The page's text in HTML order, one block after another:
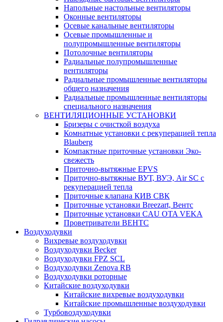
Напольные настольные вентиляторы
Оконные вентиляторы
Осевые канальные вентиляторы
Осевые промышленные и
полупромышленные вентиляторы
Потолочные вентиляторы
Радиальные полупромышленные
вентиляторы
Радиальные промышленные вентиляторы
общего назначения
Радиальные промышленные вентиляторы
специального назначения
ВЕНТИЛЯЦИОННЫЕ УСТАНОВКИ
Бризеры с очисткой воздуха
Комнатные установки с рекуперацией тепла
Blauberg
Компактные приточные установки Эко-
свежесть
Приточно-вытяжные EPVS
Приточно-вытяжные ВУТ, ВУЭ, Air SC с
рекуперацией тепла
Приточные клапана КИВ СВК
Приточные установки Breezart, Вентс
Приточные установки CAU OTA VEKA
Проветриватели ВЕНТС
Воздуходувки
Вихревые воздуходувки
Воздуходувки Becker
Воздуходувки FPZ SCL
Воздуходувки Zenova RB
Воздуходувки роторные
Китайские воздуходувки
Китайские вихревые воздуходувки
Китайские промышленные воздуходувки
Турбовоздуходувки